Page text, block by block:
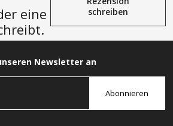
eine
schreiben
Newsletter an
Abonnieren